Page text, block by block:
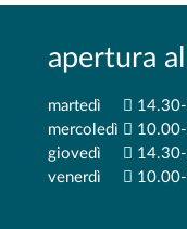
apertura
martedì
mercoledì
giovedì
venerdì